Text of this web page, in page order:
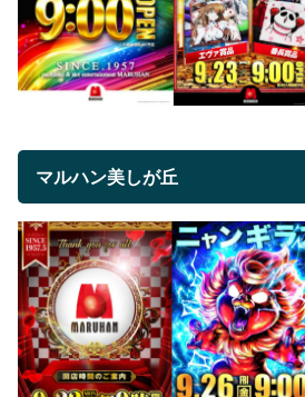
マルハン美しが丘